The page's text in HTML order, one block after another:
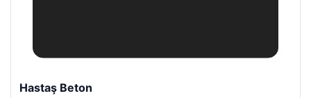
Prenses Night Club